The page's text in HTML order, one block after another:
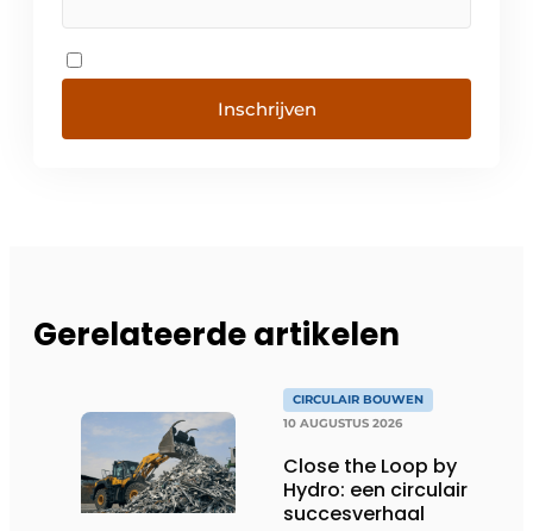
Inschrijven
Gerelateerde artikelen
CIRCULAIR BOUWEN
10 AUGUSTUS 2026
Close the Loop by
Hydro: een circulair
succesverhaal